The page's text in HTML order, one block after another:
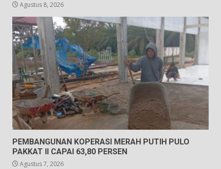
Agustus 8, 2026
PEMBANGUNAN KOPERASI MERAH PUTIH PULO
PAKKAT II CAPAI 63,80 PERSEN
Agustus 7, 2026